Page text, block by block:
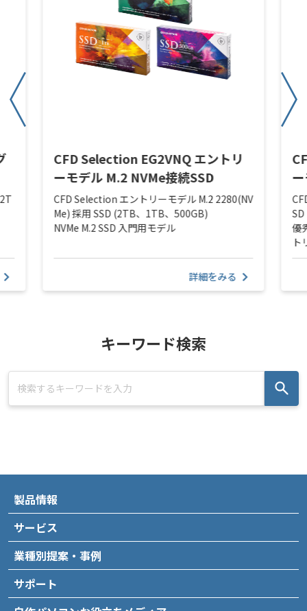
CFD Selection EG2VNQ エントリ
ーモデル M.2 NVMe接続SSD
CFD Selection エントリーモデル M.2 2280(NV
Me) 採用 SSD (2TB、1TB、500GB)
NVMe M.2 SSD 入門用モデル
詳細をみる
優
ト
キーワード検索
製品情報
サービス
業種別提案・事例
サポート